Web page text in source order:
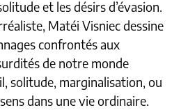
et les désirs d’évasion.
Matéi Visniec dessine
confrontés aux
de notre monde
solitude, marginalisation, ou
dans une vie ordinaire.